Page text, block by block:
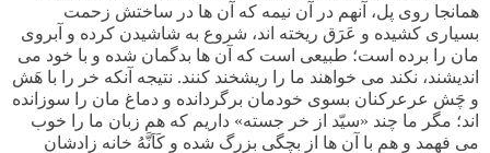
همانجا روی پل، آنهم در آن نیمه که آن ها در ساختش زحمت
بسیاری کشیده و عَرَق ریخته اند، شروع به شاشیدن کرده و آبروی
مان را برده است؛ طبیعی است که آن ها بدگمان شده و با خود می
اندیشند، نکند می خواهند ما را ریشخند کنند. نتیجه آنکه خر را با هَش
و چَش عرعرکنان بسوی خودمان برگردانده و دماغ مان را سوزانده
اند؛ مگر ما چند «سیّد از خر جسته» داریم که هم زبان ما را خوب
می فهمد و هم با آن ها از بچگی بزرگ شده و کَاَنَّهُ خانه زادشان